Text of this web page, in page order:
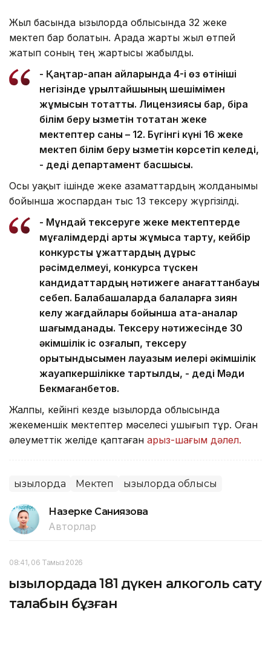
Жыл басында Қызылорда облысында 32 жеке
мектеп бар болатын. Арада жарты жыл өтпей
жатып соның тең жартысы жабылды.
- Қаңтар-ақпан айларында 4-і өз өтініші
негізінде құрылтайшының шешімімен
жұмысын тоқтатты. Лицензиясы бар, бірақ
білім беру қызметін тоқтатқан жеке
мектептер саны – 12. Бүгінгі күні 16 жеке
мектеп білім беру қызметін көрсетіп келеді,
- деді департамент басшысы.
Осы уақыт ішінде жеке азаматтардың жолданымы
бойынша жоспардан тыс 13 тексеру жүргізілді.
- Мұндай тексеруге жеке мектептерде
мұғалімдерді артық жұмысқа тарту, кейбір
конкурстық құжаттардың дұрыс
рәсімделмеуі, конкурсқа түскен
кандидаттардың нәтижеге қанағаттанбауы
себеп. Балабақшаларда балаларға зиян
келу жағдайлары бойынша ата-аналар
шағымданады. Тексеру нәтижесінде 30
әкімшілік іс қозғалып, тексеру
қорытындысымен лауазым иелері әкімшілік
жауапкершілікке тартылды, - деді Мәди
Бекмағанбетов.
Жалпы, кейінгі кезде Қызылорда облысында
жекеменшік мектептер мәселесі ушығып тұр. Оған
әлеуметтік желіде қаптаған арыз-шағым дәлел.
Қызылорда Мектеп Қызылорда облысы
Назерке Саниязова
Авторлар
08:41, 06 Тамыз 2026
Қызылордада 181 дүкен алкоголь сату
талабын бұзған